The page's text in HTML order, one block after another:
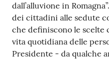
dall’alluvione in
dei cittadini alle sedute
che definiscono le scelte
vita quotidiana delle
Presidente - da qualche